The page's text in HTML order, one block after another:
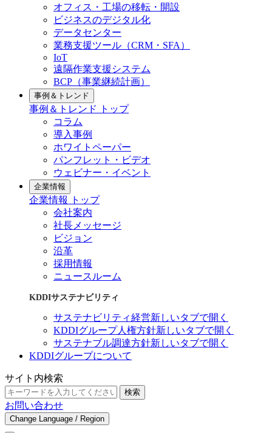
オフィス・工場の移転・開設
ビジネスのデジタル化
データセンター
業務支援ツール（CRM・SFA）
IoT
遠隔作業支援システム
BCP（事業継続計画）
事例＆トレンド
事例＆トレンド トップ
コラム
導入事例
ホワイトペーパー
パンフレット・ビデオ
ウェビナー・イベント
企業情報
企業情報 トップ
会社案内
社長メッセージ
ビジョン
沿革
採用情報
ニュースルーム
KDDIサステナビリティ
サステナビリティ経営新しいタブで開く
KDDIグループ人権方針新しいタブで開く
サステナブル調達方針新しいタブで開く
KDDIグループについて
サイト内検索
検索
お問い合わせ
Change Language / Region